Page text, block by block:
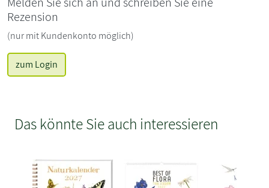
Rezension
(nur mit Kundenkonto möglich)
zum Login
Das könnte Sie auch interessieren